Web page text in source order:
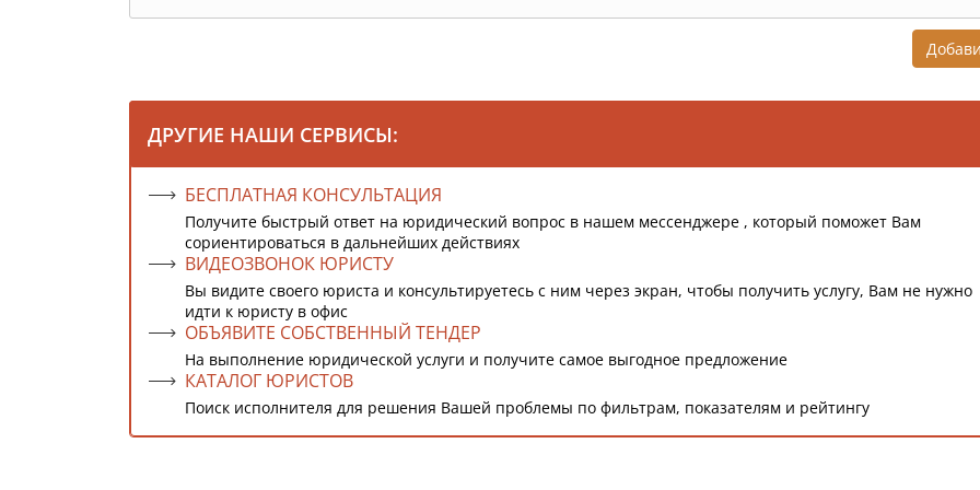
ДРУГИЕ НАШИ СЕРВИСЫ:
БЕСПЛАТНАЯ КОНСУЛЬТАЦИЯ
Получите быстрый ответ на юридический вопрос в нашем мессенджере , который поможет Вам
сориентироваться в дальнейших действиях
ВИДЕОЗВОНОК ЮРИСТУ
Вы видите своего юриста и консультируетесь с ним через экран, чтобы получить услугу, Вам не нужно
идти к юристу в офис
ОБЪЯВИТЕ СОБСТВЕННЫЙ ТЕНДЕР
На выполнение юридической услуги и получите самое выгодное предложение
КАТАЛОГ ЮРИСТОВ
Поиск исполнителя для решения Вашей проблемы по фильтрам, показателям и рейтингу